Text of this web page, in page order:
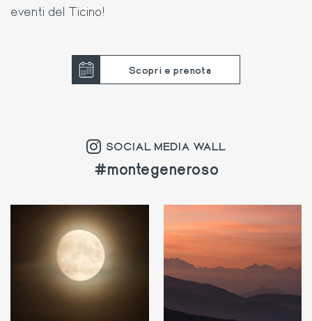
eventi del Ticino!
Scopri e prenota
SOCIAL MEDIA WALL
#montegeneroso